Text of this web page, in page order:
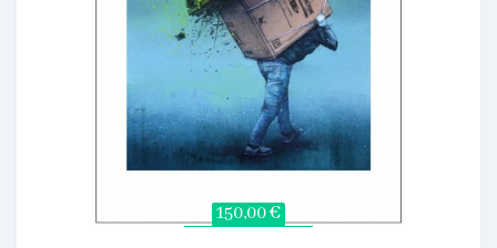
150,00 €